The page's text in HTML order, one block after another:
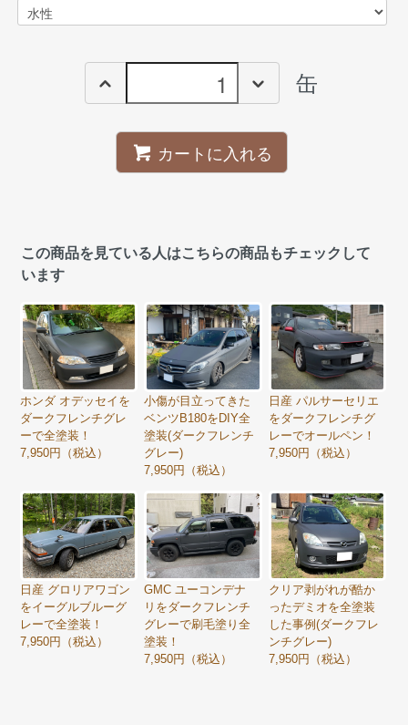
缶
カートに入れる
この商品を見ている人はこちらの商品もチェックして
います
ホンダ オデッセイを
ダークフレンチグレ
ーで全塗装！
7,950円（税込）
小傷が目立ってきた
ベンツB180をDIY全
塗装(ダークフレンチ
グレー)
7,950円（税込）
日産 パルサーセリエ
をダークフレンチグ
レーでオールペン！
7,950円（税込）
日産 グロリアワゴン
をイーグルブルーグ
レーで全塗装！
7,950円（税込）
GMC ユーコンデナ
リをダークフレンチ
グレーで刷毛塗り全
塗装！
7,950円（税込）
クリア剥がれが酷か
ったデミオを全塗装
した事例(ダークフレ
ンチグレー)
7,950円（税込）